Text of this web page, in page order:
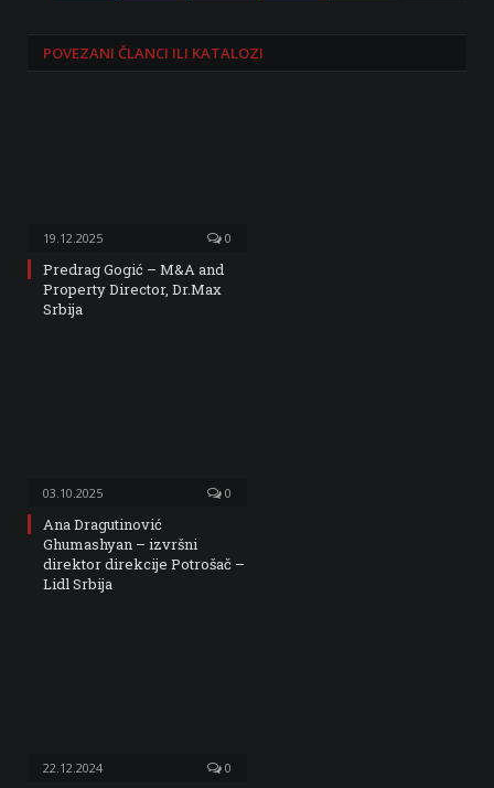
POVEZANI ČLANCI ILI KATALOZI
19.12.2025 0
Predrag Gogić – M&A and
Property Director, Dr.Max
Srbija
03.10.2025 0
Ana Dragutinović
Ghumashyan – izvršni
direktor direkcije Potrošač –
Lidl Srbija
22.12.2024 0